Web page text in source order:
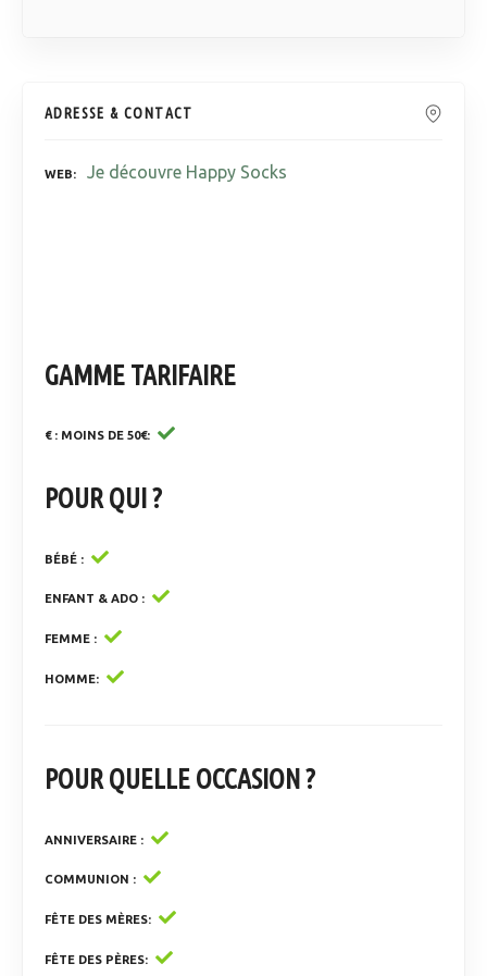
ADRESSE & CONTACT
WEB Je découvre Happy Socks
GAMME TARIFAIRE
€ : MOINS DE 50€
POUR QUI ?
BÉBÉ
ENFANT & ADO
FEMME
HOMME
POUR QUELLE OCCASION ?
ANNIVERSAIRE
COMMUNION
FÊTE DES MÈRES
FÊTE DES PÈRES